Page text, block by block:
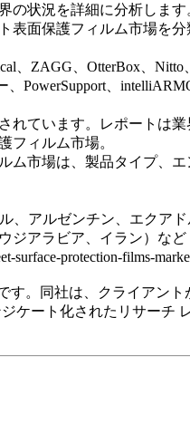
の状況を詳細に分析しま
面保護フィルム市場を分
、ZAGG、OtterBox、Nitto
PowerSupport、
ています。レポートは業
フィルム市場。
ム市場は、製品タイプ、
、アルゼンチン、エクア
ジアラビア、イラン）など
protection-films-
す。同社は、クライアン
ケート化されたリサーチ